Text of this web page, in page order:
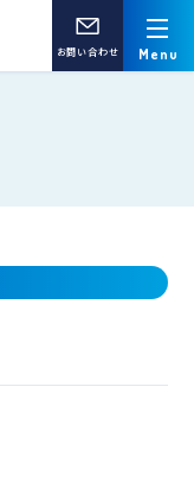
お問い合わせ